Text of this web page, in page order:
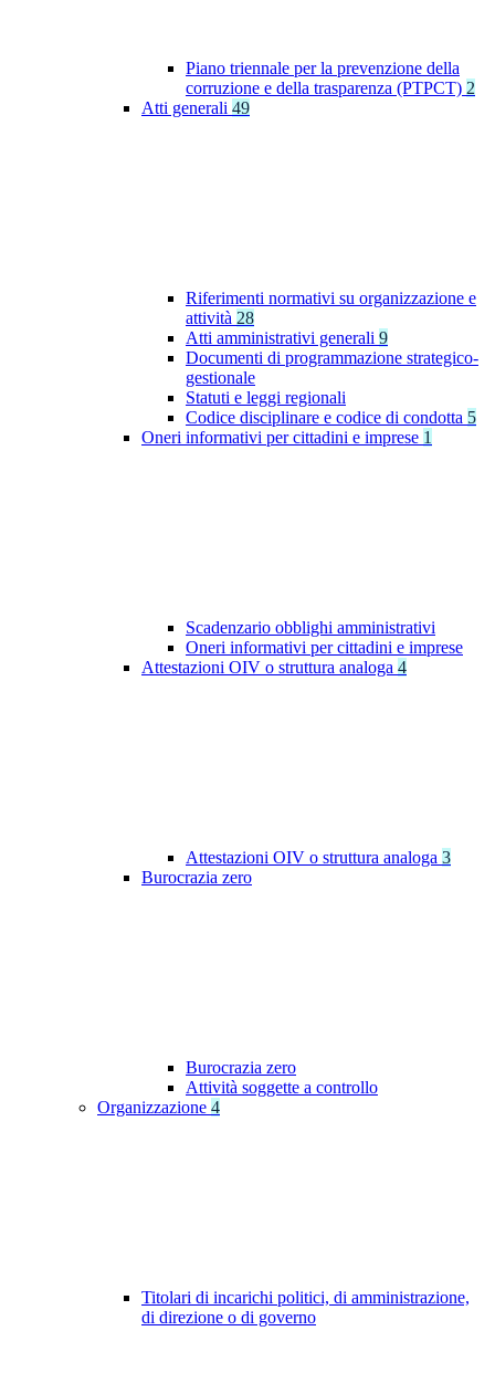
Piano triennale per la prevenzione della
corruzione e della trasparenza (PTPCT) 2
Atti generali 49
Riferimenti normativi su organizzazione e
attività 28
Atti amministrativi generali 9
Documenti di programmazione strategico-
gestionale
Statuti e leggi regionali
Codice disciplinare e codice di condotta 5
Oneri informativi per cittadini e imprese 1
Scadenzario obblighi amministrativi
Oneri informativi per cittadini e imprese
Attestazioni OIV o struttura analoga 4
Attestazioni OIV o struttura analoga 3
Burocrazia zero
Burocrazia zero
Attività soggette a controllo
Organizzazione 4
Titolari di incarichi politici, di amministrazione,
di direzione o di governo